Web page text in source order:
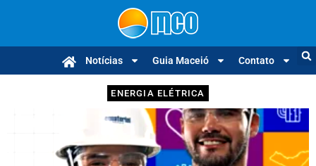
Notícias Guia Maceió Contato
ENERGIA ELÉTRICA